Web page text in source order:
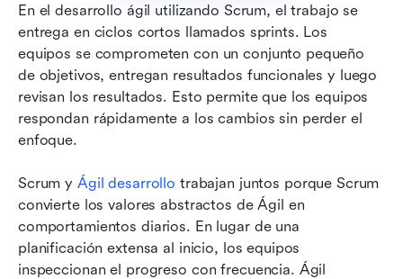
En el desarrollo ágil utilizando Scrum, el trabajo se
entrega en ciclos cortos llamados sprints. Los
equipos se comprometen con un conjunto pequeño
de objetivos, entregan resultados funcionales y luego
revisan los resultados. Esto permite que los equipos
respondan rápidamente a los cambios sin perder el
enfoque.
Scrum y Ágil desarrollo trabajan juntos porque Scrum
convierte los valores abstractos de Ágil en
comportamientos diarios. En lugar de una
planificación extensa al inicio, los equipos
inspeccionan el progreso con frecuencia. Ágil